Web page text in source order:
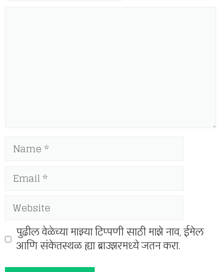
Name
Email
Website
पुढील वेळेच्या माझ्या टिप्पणी साठी माझे नाव, ईमेल
आणि संकेतस्थळ ह्या ब्राउझरमध्ये जतन करा.